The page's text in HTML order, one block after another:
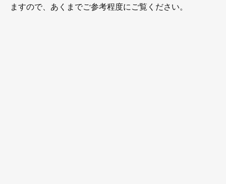
ますので、あくまでご参考程度にご覧ください。